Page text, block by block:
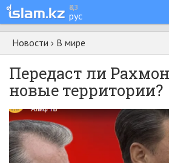
қаз
рус
Новости › В мире
Передаст ли
новые территории?